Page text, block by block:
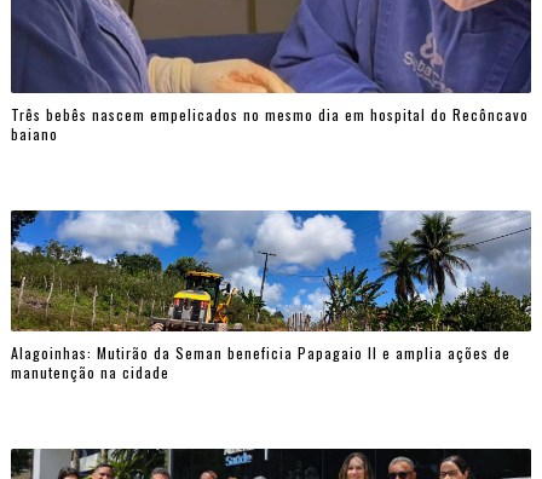
Três bebês nascem empelicados no mesmo dia em hospital do Recôncavo
baiano
Alagoinhas: Mutirão da Seman beneficia Papagaio II e amplia ações de
manutenção na cidade